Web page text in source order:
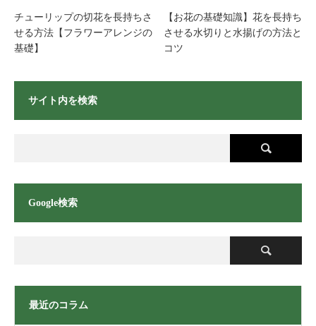
チューリップの切花を長持ちさ
せる方法【フラワーアレンジの
基礎】
【お花の基礎知識】花を長持ち
させる水切りと水揚げの方法と
コツ
サイト内を検索
Google検索
最近のコラム